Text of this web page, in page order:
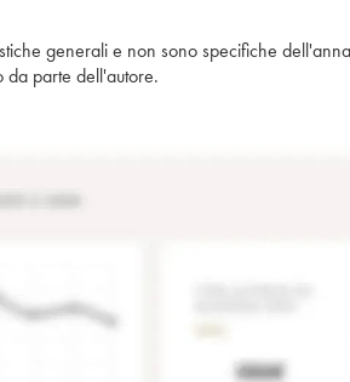
generali e non sono specifiche
da parte dell'autore.